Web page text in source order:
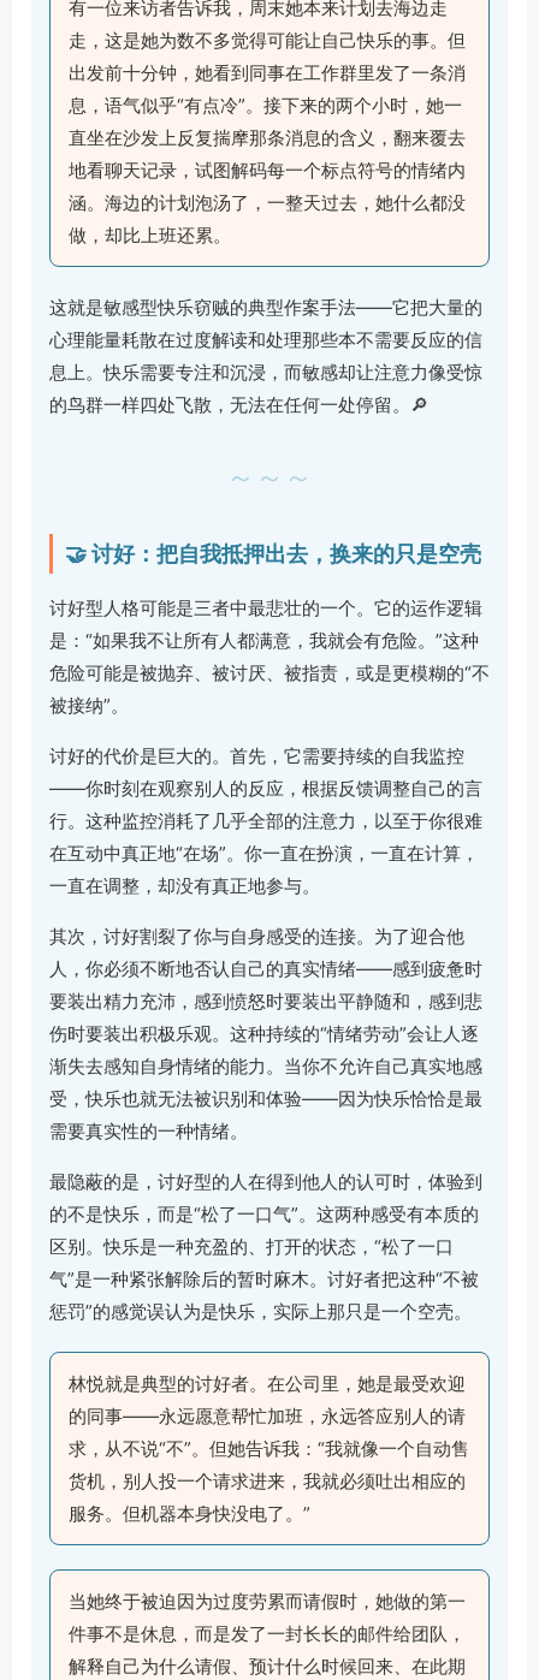
有一位来访者告诉我，周末她本来计划去海边走
走，这是她为数不多觉得可能让自己快乐的事。但
出发前十分钟，她看到同事在工作群里发了一条消
息，语气似乎“有点冷”。接下来的两个小时，她一
直坐在沙发上反复揣摩那条消息的含义，翻来覆去
地看聊天记录，试图解码每一个标点符号的情绪内
涵。海边的计划泡汤了，一整天过去，她什么都没
做，却比上班还累。
这就是敏感型快乐窃贼的典型作案手法——它把大量的
心理能量耗散在过度解读和处理那些本不需要反应的信
息上。快乐需要专注和沉浸，而敏感却让注意力像受惊
的鸟群一样四处飞散，无法在任何一处停留。🔎
～～～
🤝 讨好：把自我抵押出去，换来的只是空壳
讨好型人格可能是三者中最悲壮的一个。它的运作逻辑
是：“如果我不让所有人都满意，我就会有危险。”这种
危险可能是被抛弃、被讨厌、被指责，或是更模糊的“不
被接纳”。
讨好的代价是巨大的。首先，它需要持续的自我监控
——你时刻在观察别人的反应，根据反馈调整自己的言
行。这种监控消耗了几乎全部的注意力，以至于你很难
在互动中真正地“在场”。你一直在扮演，一直在计算，
一直在调整，却没有真正地参与。
其次，讨好割裂了你与自身感受的连接。为了迎合他
人，你必须不断地否认自己的真实情绪——感到疲惫时
要装出精力充沛，感到愤怒时要装出平静随和，感到悲
伤时要装出积极乐观。这种持续的“情绪劳动”会让人逐
渐失去感知自身情绪的能力。当你不允许自己真实地感
受，快乐也就无法被识别和体验——因为快乐恰恰是最
需要真实性的一种情绪。
最隐蔽的是，讨好型的人在得到他人的认可时，体验到
的不是快乐，而是“松了一口气”。这两种感受有本质的
区别。快乐是一种充盈的、打开的状态，“松了一口
气”是一种紧张解除后的暂时麻木。讨好者把这种“不被
惩罚”的感觉误认为是快乐，实际上那只是一个空壳。
林悦就是典型的讨好者。在公司里，她是最受欢迎
的同事——永远愿意帮忙加班，永远答应别人的请
求，从不说“不”。但她告诉我：“我就像一个自动售
货机，别人投一个请求进来，我就必须吐出相应的
服务。但机器本身快没电了。”
当她终于被迫因为过度劳累而请假时，她做的第一
件事不是休息，而是发了一封长长的邮件给团队，
解释自己为什么请假、预计什么时候回来、在此期